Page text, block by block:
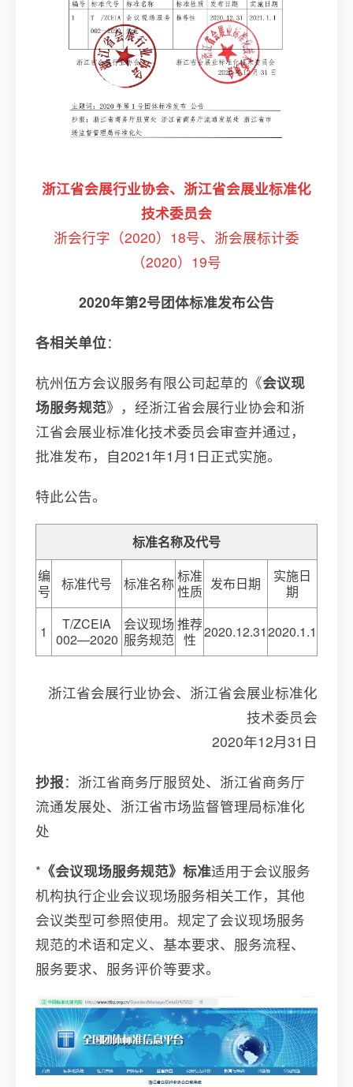
浙江省会展行业协会、 浙江省会展业标准化
技术委员会
浙会行字（2020）18号、 浙会展标计委
（2020）19号
2020年第2号团体标准发布公告
各相关单位：
杭州伍方会议服务有限公司起草的《会议现
场服务规范》，经浙江省会展行业协会和浙
江省会展业标准化技术委员会审查并通过，
批准发布，自2021年1月1日正式实施。
特此公告。
标准名称及代号
编
号
标准代号 标准名称标准
性质 发布日期
实施日
期
1
T/ZCEIA
002—2020
会议现场
服务规范
推荐
性 2020.12.312020.1.1
浙江省会展行业协会、浙江省会展业标准化
技术委员会
2020年12月31日
抄报：浙江省商务厅服贸处、浙江省商务厅
流通发展处、浙江省市场监督管理局标准化
处
* 《会议现场服务规范》标准适用于会议服务
机构执行企业会议现场服务相关工作，其他
会议类型可参照使用。规定了会议现场服务
规范的术语和定义、基本要求、服务流程、
服务要求、服务评价等要求。